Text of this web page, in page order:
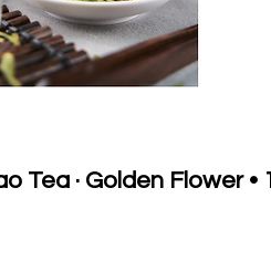
Tea · Golden Flower